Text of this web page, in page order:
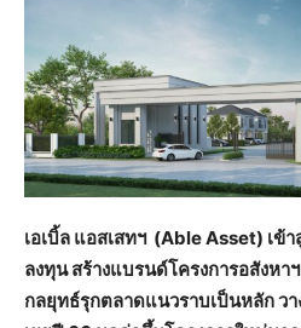
เอเบิ้ล แอสเสทฯ (Able Asset) เข้
ลงทุน สร้างแบรนด์โครงการอสังห
กลยุทธ์รุกตลาดแนวราบเป็นหลัก วา